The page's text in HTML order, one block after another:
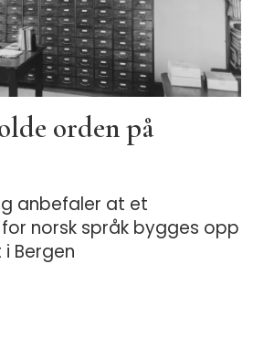
orden på
anbefaler at et
norsk språk bygges opp
Bergen